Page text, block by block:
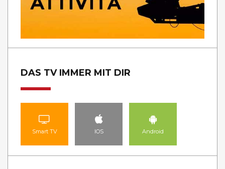
DAS TV IMMER MIT DIR
Smart TV IOS Android